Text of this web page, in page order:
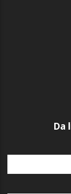
Da